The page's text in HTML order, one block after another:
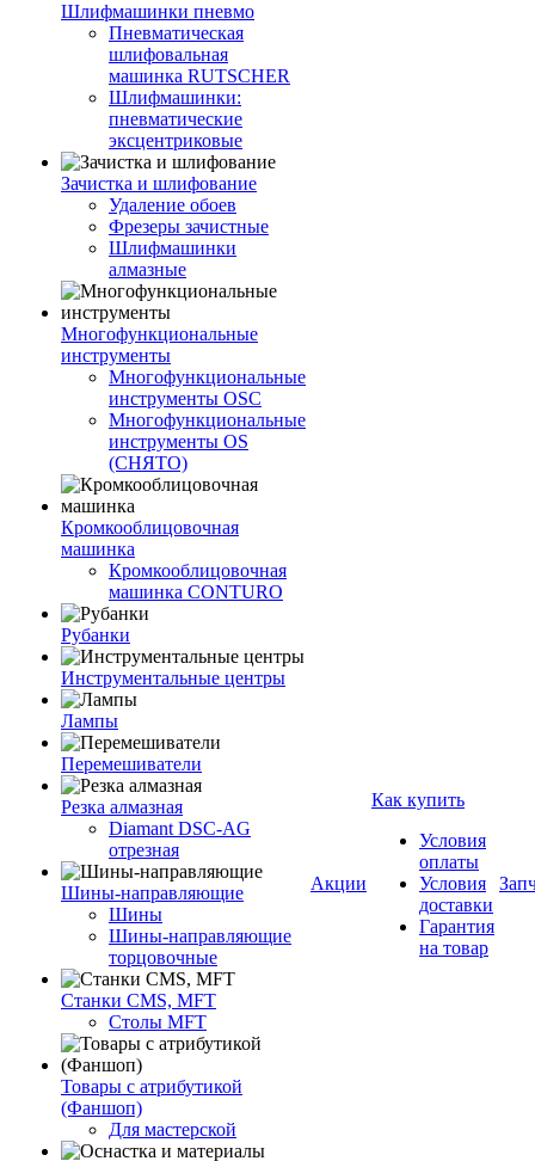
Шлифмашинки пневмо
Пневматическая
шлифовальная
машинка RUTSCHER
Шлифмашинки:
пневматические
эксцентриковые
Зачистка и шлифование
Удаление обоев
Фрезеры зачистные
Шлифмашинки
алмазные
Многофункциональные
инструменты
Многофункциональные
инструменты OSC
Многофункциональные
инструменты OS
(СНЯТО)
Кромкооблицовочная
машинка
Кромкооблицовочная
машинка CONTURO
Рубанки
Инструментальные центры
Лампы
Перемешиватели
Резка алмазная
Diamant DSC-AG
отрезная
Шины-направляющие
Шины
Шины-направляющие
торцовочные
Станки CMS, MFT
Столы MFT
Товары с атрибутикой
(Фаншоп)
Для мастерской
Акции
Как купить
Условия
оплаты
Условия
доставки
Гарантия
на товар